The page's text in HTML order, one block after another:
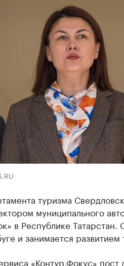
туризма
муниципального
в Республике Татарстан.
и занимается развитием
«Контур.Фокус» пост